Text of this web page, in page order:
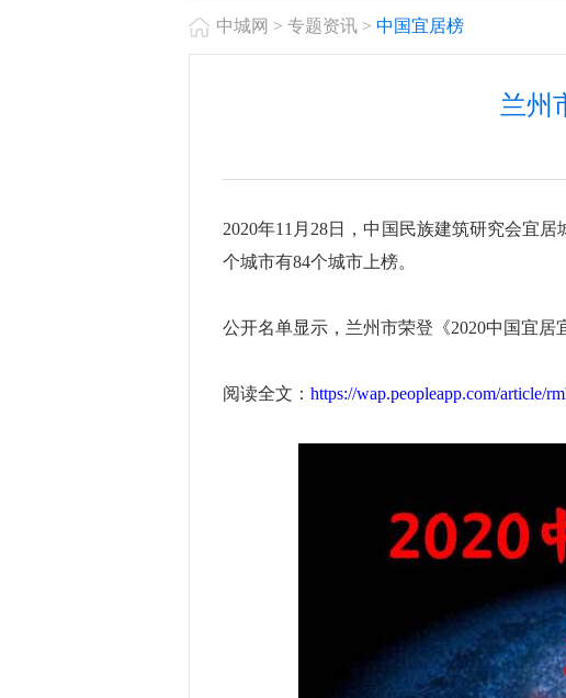
中城网 > 专题资讯 > 中国宜居榜
兰州
2020年11月28日，中国民族建筑研究会宜
个城市有84个城市上榜。
公开名单显示，兰州市荣登《2020中国宜居
阅读全文： https://wap.peopleapp.com/article/